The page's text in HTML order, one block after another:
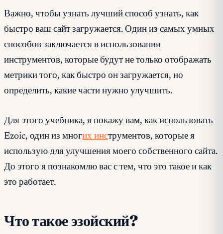
Важно, чтобы узнать лучший способ узнать, как
быстро ваш сайт загружается. Один из самых умных
способов заключается в использовании
инструментов, которые будут не только отображать
метрики того, как быстро он загружается, но
определить, какие части нужно улучшить.
Для этого учебника, я покажу вам, как использовать
Ezoic, один из многих инструментов, которые я
использую для улучшения моего собственного сайта.
До этого я познакомлю вас с тем, что это такое и как
это работает.
Что такое эзойский?